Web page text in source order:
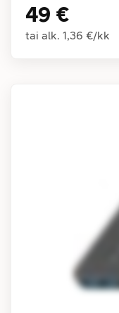
49 €
tai alk. 1,36 €/kk